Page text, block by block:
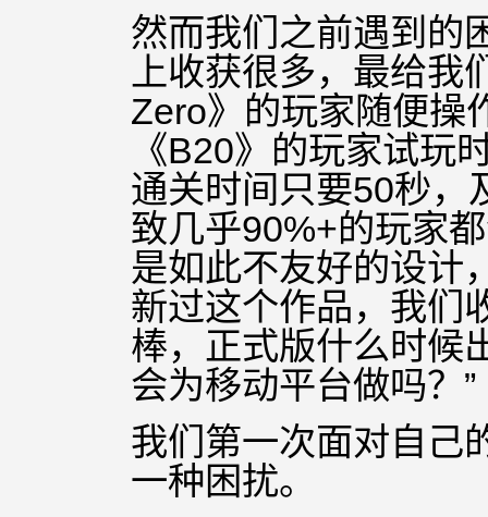
然而我们之前遇到
上收获很多， 最给我
Zero》的玩家随便操
《B20》的玩家试玩
通关时间只要50秒，
致几乎90%+的玩家
是如此不友好的设计
新过这个作品，我
棒，正式版什么时候
会为移动平台做吗？”
我们第一次面对自己
一种困扰。